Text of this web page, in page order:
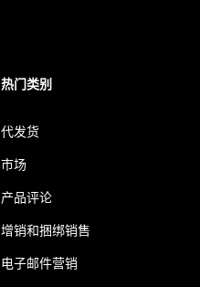
热门类别
代发货
市场
产品评论
增销和捆绑销售
电子邮件营销